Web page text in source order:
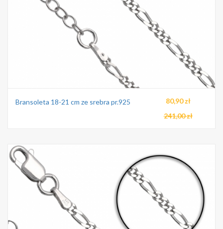
Bransoleta 18-21 cm ze srebra pr.925
80,90 zł
241,00 zł